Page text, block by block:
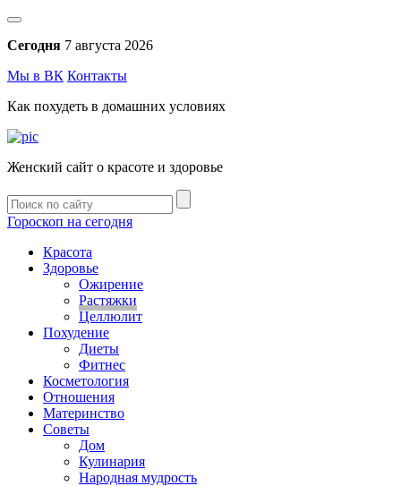
Сегодня 7 августа 2026
Мы в ВК Контакты
Как похудеть в домашних условиях
Женский сайт о красоте и здоровье
Гороскоп на сегодня
Красота
Здоровье
Ожирение
Растяжки
Целлюлит
Похудение
Диеты
Фитнес
Косметология
Отношения
Материнство
Советы
Дом
Кулинария
Народная мудрость